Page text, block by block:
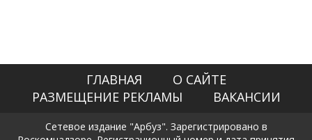
ГЛАВНАЯ
О САЙТЕ
РАЗМЕЩЕНИЕ РЕКЛАМЫ
ВАКАНСИИ
Сетевое издание "Арбуз". Зарегистрировано в